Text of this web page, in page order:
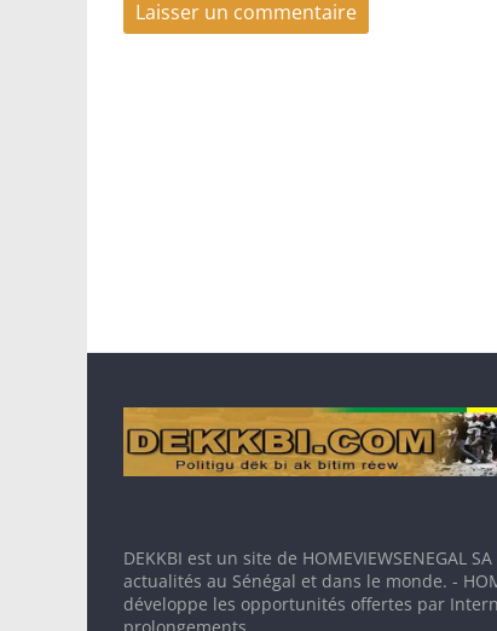
DEKKBI est un site de HOMEVIEWSENEGAL
actualités au Sénégal et dans le monde. -
développe les opportunités offertes par